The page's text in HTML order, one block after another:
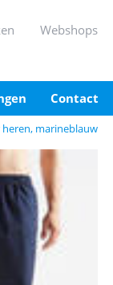
webshops
contact
marineblauw